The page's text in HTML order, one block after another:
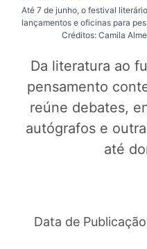
Até 7 de junho, o festival
lançamentos e oficinas para
Créditos: Camila
Da literatura ao
pensamento
reúne debates,
autógrafos e
até
Data de